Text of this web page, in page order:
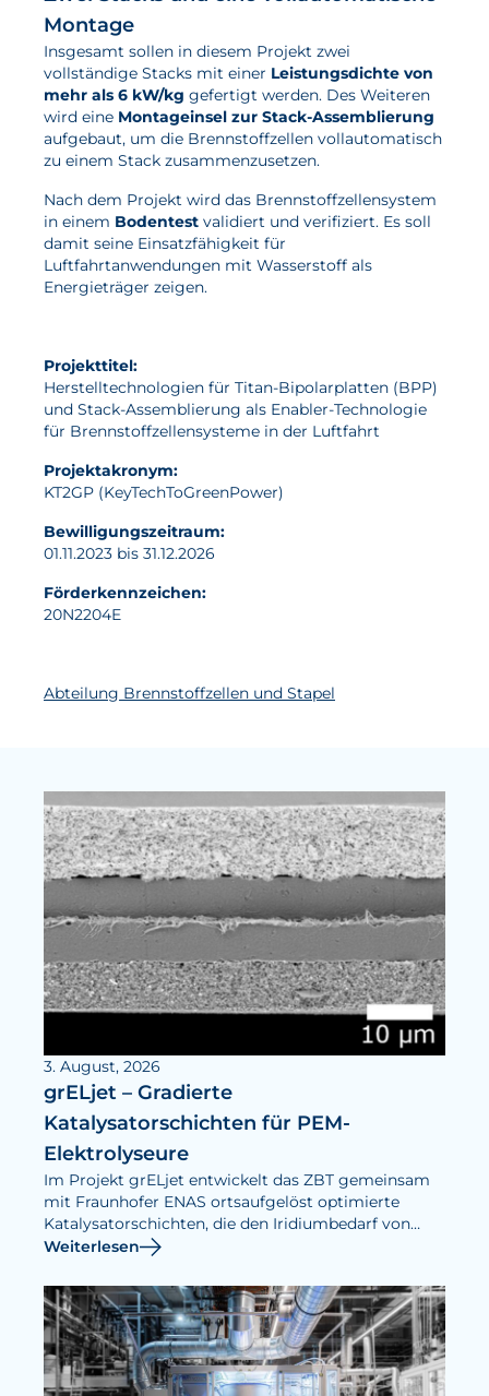
Montage
Insgesamt sollen in diesem Projekt zwei
vollständige Stacks mit einer Leistungsdichte von
mehr als 6 kW/kg gefertigt werden. Des Weiteren
wird eine Montageinsel zur Stack-Assemblierung
aufgebaut, um die Brennstoffzellen vollautomatisch
zu einem Stack zusammenzusetzen.
Nach dem Projekt wird das Brennstoffzellensystem
in einem Bodentest validiert und verifiziert. Es soll
damit seine Einsatzfähigkeit für
Luftfahrtanwendungen mit Wasserstoff als
Energieträger zeigen.
Projekttitel:
Herstelltechnologien für Titan-Bipolarplatten (BPP)
und Stack-Assemblierung als Enabler-Technologie
für Brennstoffzellensysteme in der Luftfahrt
Projektakronym:
KT2GP (KeyTechToGreenPower)
Bewilligungszeitraum:
01.11.2023 bis 31.12.2026
Förderkennzeichen:
20N2204E
Abteilung Brennstoffzellen und Stapel
3. August, 2026
grELjet – Gradierte
Katalysatorschichten für PEM-
Elektrolyseure
Im Projekt grELjet entwickelt das ZBT gemeinsam
mit Fraunhofer ENAS ortsaufgelöst optimierte
Katalysatorschichten, die den Iridiumbedarf von
PEM-Elektrolyseuren senken und ihre Effizienz
Weiterlesen